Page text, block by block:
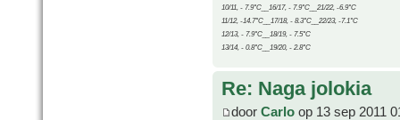
10/11, - 7.9°C__16/17, - 7.9°C__21/22, -6.9°C
11/12, -14.7°C__17/18, - 8.3°C__22/23, -7.1°C
12/13, - 7.9°C__18/19, - 7.5°C
13/14, - 0.8°C__19/20, - 2.8°C
Re: Naga jolokia
door Carlo op 13 sep 2011